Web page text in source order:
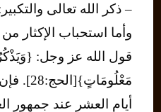
– ذكر الله تعالى
وأما استحباب الإكثار
قول الله عز وجل:
أيام العشر عند جمهور